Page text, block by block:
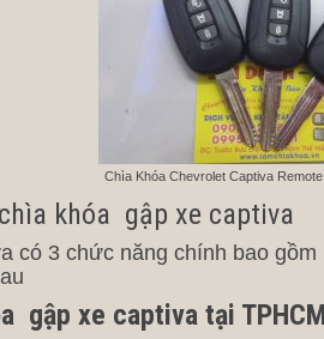
Chìa Khóa Chevrolet Captiva
khóa gập xe captiva
có 3 chức năng chính bao
gập xe captiva tại